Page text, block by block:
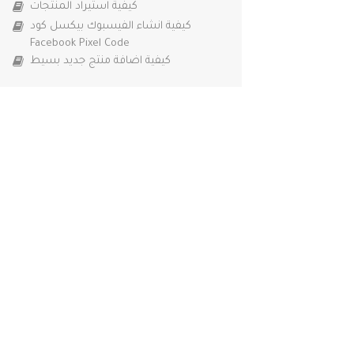
كيفية استيراد المنتجات
كيفية انشاء الفيسبوك بيكسل كود
Facebook Pixel Code
كيفية اضافة منتج جديد بسيط